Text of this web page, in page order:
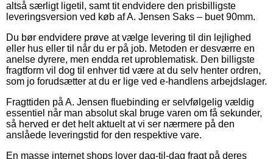
altså særligt ligetil, samt tit endvidere den prisbilligste
leveringsversion ved køb af A. Jensen Saks – buet 90mm.
Du bør endvidere prøve at vælge levering til din lejlighed
eller hus eller til når du er på job. Metoden er desværre en
anelse dyrere, men endda ret uproblematisk. Den billigste
fragtform vil dog til enhver tid være at du selv henter ordren,
som jo forudsætter at du er lige ved e-handlens arbejdslager.
Fragttiden på A. Jensen fluebinding er selvfølgelig vældig
essentiel når man absolut skal bruge varen om få sekunder,
så herved er det helt aktuelt at vi ser nærmere på den
anslåede leveringstid for den respektive vare.
En masse internet shops lover dag-til-dag fragt på deres